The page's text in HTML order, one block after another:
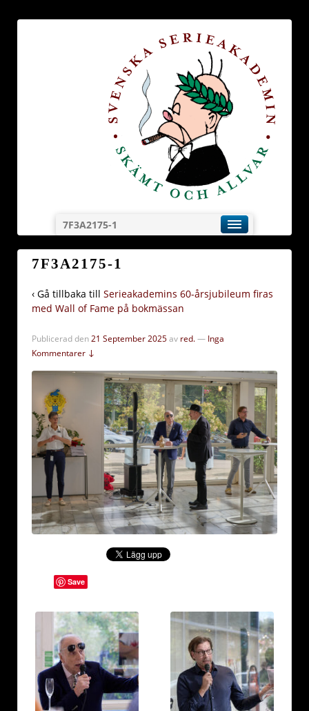
7F3A2175-1
7F3A2175-1
‹ Gå tillbaka till Serieakademins 60-årsjubileum firas
med Wall of Fame på bokmässan
Publicerad den21 September 2025av red.— Inga
Kommentarer ↓
Save